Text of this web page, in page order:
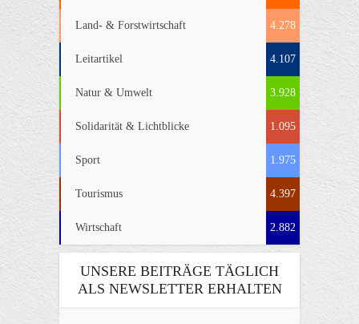
Land- & Forstwirtschaft 4.278
Leitartikel 4.107
Natur & Umwelt 3.928
Solidarität & Lichtblicke 1.095
Sport 1.975
Tourismus 4.397
Wirtschaft 2.882
UNSERE BEITRÄGE TÄGLICH
ALS NEWSLETTER ERHALTEN